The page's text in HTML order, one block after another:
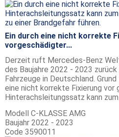
Ein durch eine nicht korrekte
vorgeschädigter...
Derzeit ruft Mercedes-Benz
des Baujahre 2022 - 2023
Fahrzeuge in Deutschland.
eine nicht korrekte Fixierung vor
Hinterachsleitungssatz kann
Modell C-KLASSE AMG
Baujahr 2022 - 2023
Code 3590011